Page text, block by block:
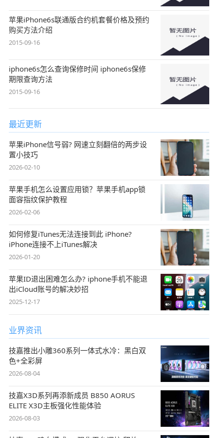
苹果iPhone6s联通版合约机套餐价格及预约
购买方法介绍
2015-09-16
iphone6s怎么查询保修时间 iphone6s保修
期限查询方法
2015-09-16
最近更新
苹果iPhone信号弱? 网速立刻翻倍的两步设
置小技巧
2026-02-10
苹果手机怎么设置应用锁？苹果手机app锁
面容指纹保护教程
2026-02-06
如何修复iTunes无法连接到此 iPhone?
iPhone连接不上iTunes解决
2026-01-20
苹果ID退出困难怎么办? iphone手机不能退
出iCloud账号的解决妙招
2025-12-17
业界资讯
技嘉推出小雕360系列一体式水冷：黑白双
色+全彩屏
2026-08-04
技嘉X3D系列再添新成员 B850 AORUS
ELITE X3D主板强化性能体验
2026-08-03